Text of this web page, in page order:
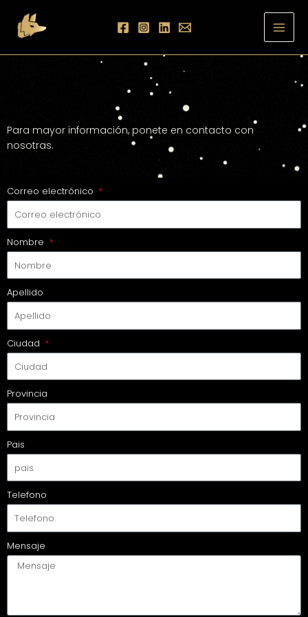
contenido
Para mayor información, ponete en contacto con
nosotras.
Correo electrónico
Nombre
Apellido
Ciudad
Provincia
Pais
Telefono
Mensaje